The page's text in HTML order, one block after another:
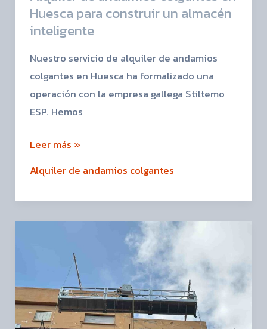
Huesca para construir un almacén
inteligente
Nuestro servicio de alquiler de andamios
colgantes en Huesca ha formalizado una
operación con la empresa gallega Stiltemo
ESP. Hemos
Leer más »
Alquiler de andamios colgantes
andamios
en
Valencia
para